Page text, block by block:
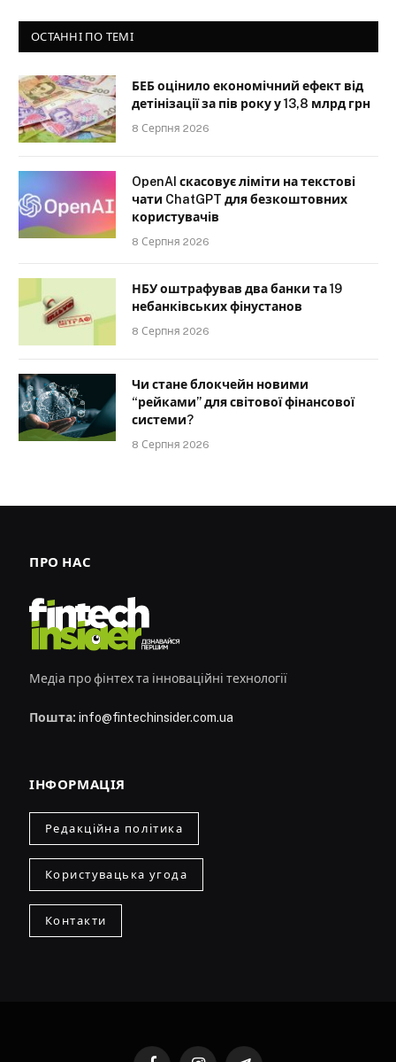
ОСТАННІ ПО ТЕМІ
БЕБ оцінило економічний ефект від
детінізації за пів року у 13,8 млрд грн
8 Серпня 2026
OpenAI скасовує ліміти на текстові
чати ChatGPT для безкоштовних
користувачів
8 Серпня 2026
НБУ оштрафував два банки та 19
небанківських фінустанов
8 Серпня 2026
Чи стане блокчейн новими
“рейками” для світової фінансової
системи?
8 Серпня 2026
ПРО НАС
Медіа про фінтех та інноваційні технології
Пошта: info@fintechinsider.com.ua
ІНФОРМАЦІЯ
Редакційна політика
Користувацька угода
Контакти